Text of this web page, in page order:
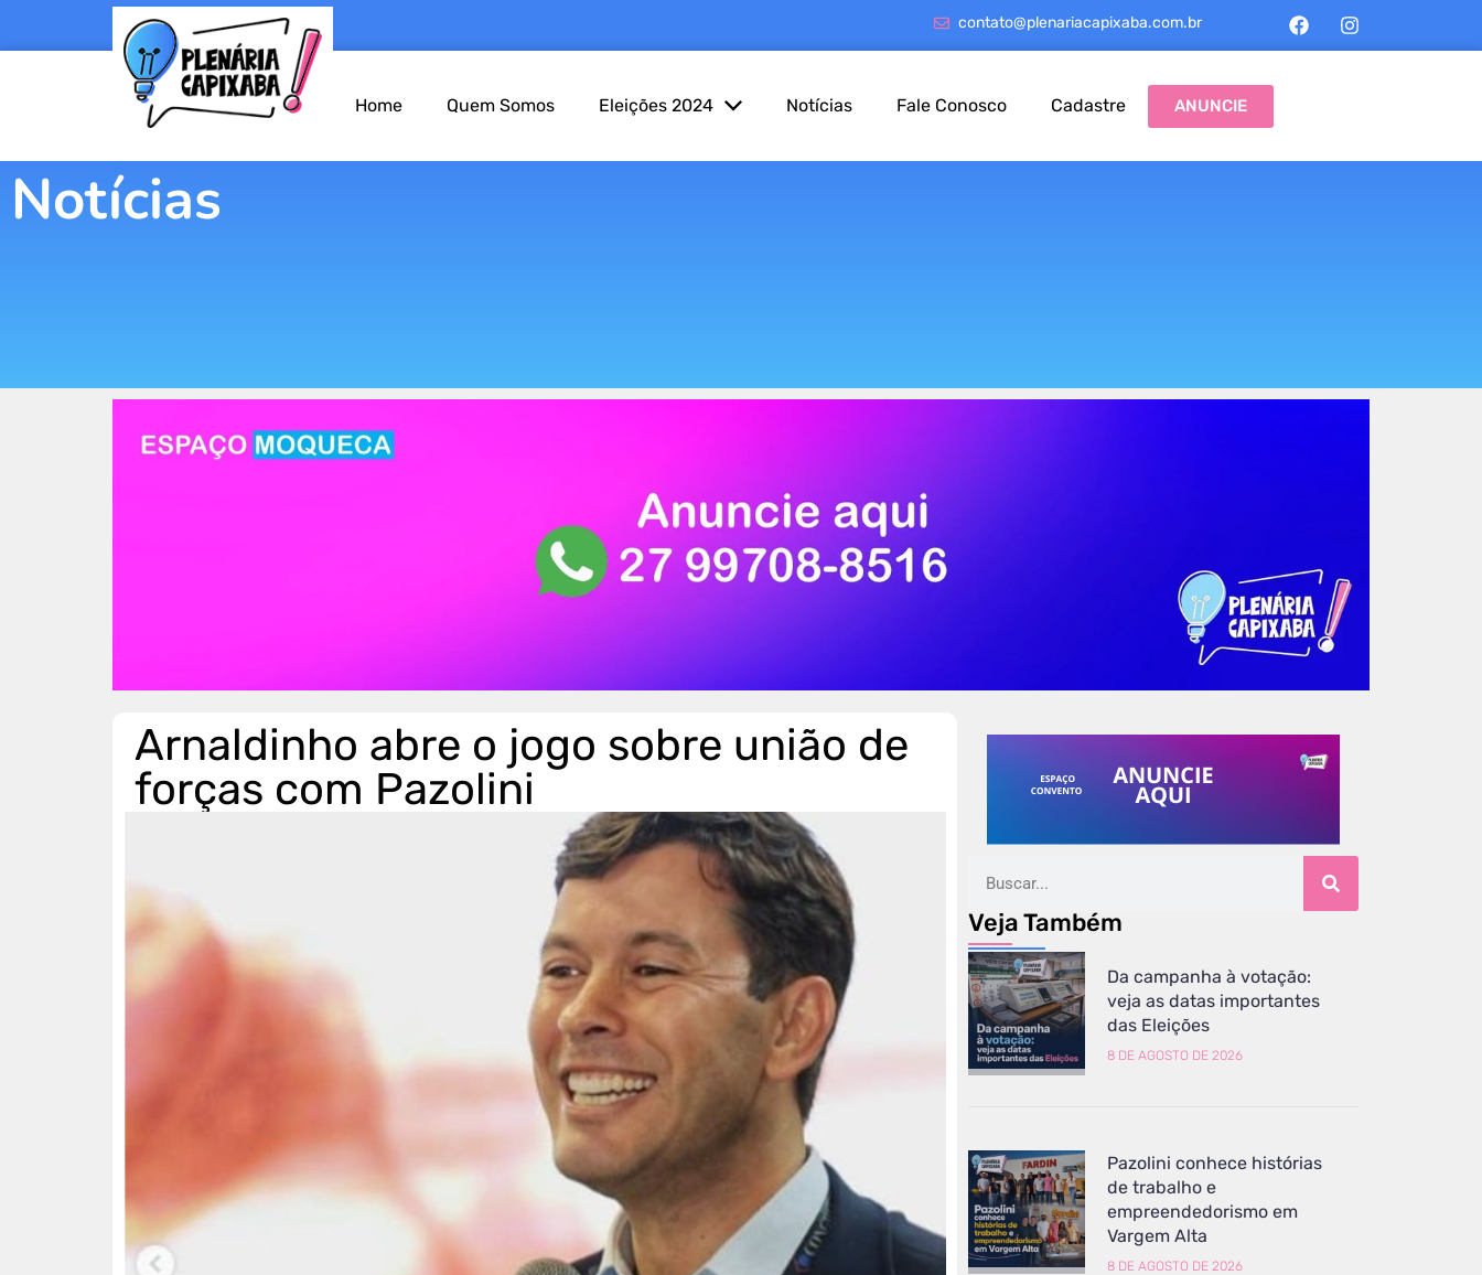
contato@plenariacapixaba.com.br
Home Quem Somos Eleições 2024 Notícias Fale Conosco Cadastre ANUNCIE
Notícias
Arnaldinho abre o jogo sobre união de
forças com Pazolini
Veja Também
Da campanha à votação:
veja as datas importantes
das Eleições
8 DE AGOSTO DE 2026
Pazolini conhece histórias
de trabalho e
empreendedorismo em
Vargem Alta
8 DE AGOSTO DE 2026